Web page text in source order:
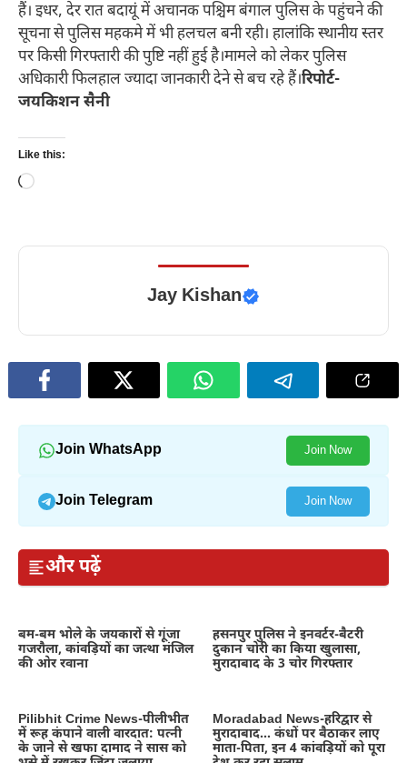
हैं। इधर, देर रात बदायूं में अचानक पश्चिम बंगाल पुलिस के पहुंचने की
सूचना से पुलिस महकमे में भी हलचल बनी रही। हालांकि स्थानीय स्तर
पर किसी गिरफ्तारी की पुष्टि नहीं हुई है।मामले को लेकर पुलिस
अधिकारी फिलहाल ज्यादा जानकारी देने से बच रहे हैं।रिपोर्ट-
जयकिशन सैनी
Like this:
Loading…
Jay Kishan
Join WhatsApp Join Now
Join Telegram Join Now
और पढ़ें
बम-बम भोले के जयकारों से गूंजा
गजरौला, कांवड़ियों का जत्था मंजिल
की ओर रवाना
हसनपुर पुलिस ने इनवर्टर-बैटरी
दुकान चोरी का किया खुलासा,
मुरादाबाद के 3 चोर गिरफ्तार
Pilibhit Crime News-पीलीभीत
में रूह कंपाने वाली वारदात: पत्नी
के जाने से खफा दामाद ने सास को
Moradabad News-हरिद्वार से
मुरादाबाद… कंधों पर बैठाकर लाए
माता-पिता, इन 4 कांवड़ियों को पूरा